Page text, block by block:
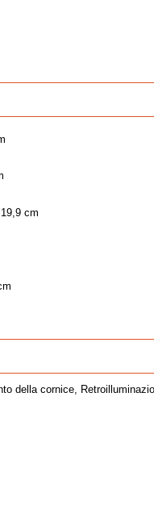
cm
della cornice,